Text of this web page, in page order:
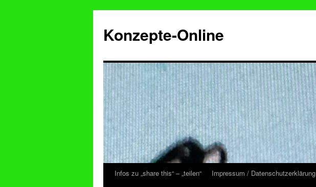
Konzepte-Online
ZumInfos zu „share this“ – „teilen“ Impressum / Datenschutzerklärung